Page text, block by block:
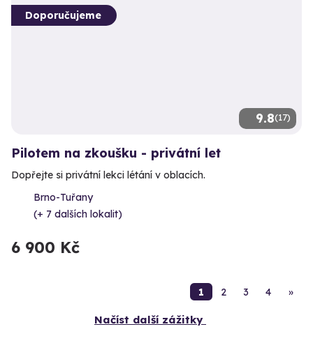
9.8(17)
Doporučujeme
Pilotem na zkoušku - privátní let
Dopřejte si privátní lekci létání v oblacích.
Brno-Tuřany
(+ 7 dalších lokalit)
6 900 Kč
1 2 3 4 »
Načíst další zážitky